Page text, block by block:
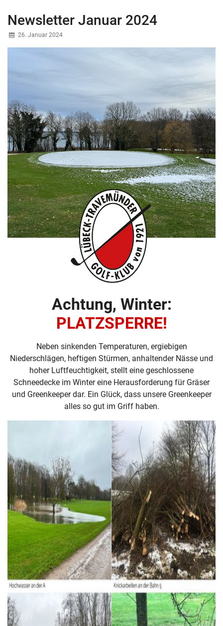
Newsletter Januar 2024
26. Januar 2024
Achtung, Winter:
PLATZSPERRE!
Neben sinkenden Temperaturen, ergiebigen
Niederschlägen, heftigen Stürmen, anhaltender Nässe und
hoher Luftfeuchtigkeit, stellt eine geschlossene
Schneedecke im Winter eine Herausforderung für Gräser
und Greenkeeper dar. Ein Glück, dass unsere Greenkeeper
alles so gut im Griff haben.